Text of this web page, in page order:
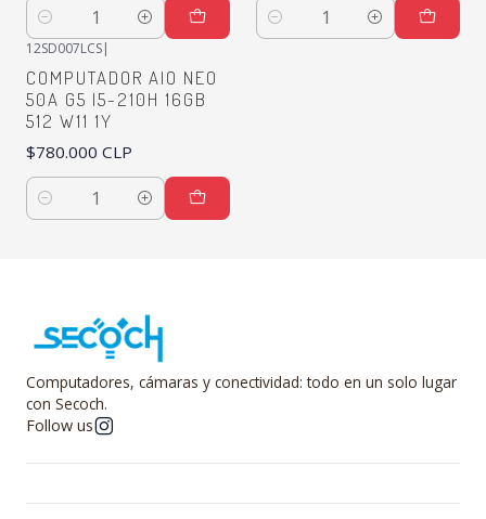
Quantity Quantity
12SD007LCS|
COMPUTADOR AIO NEO
50A G5 I5-210H 16GB
512 W11 1Y
$780.000 CLP
Quantity
Computadores, cámaras y conectividad: todo en un solo lugar
con Secoch.
Follow us